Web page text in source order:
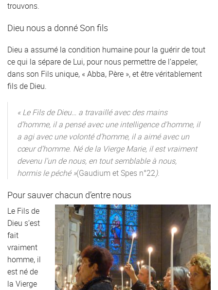
trouvons.
Dieu nous a donné Son fils
Dieu a assumé la condition humaine pour la guérir de tout
ce qui la sépare de Lui, pour nous permettre de l’appeler,
dans son Fils unique, « Abba, Père », et être véritablement
fils de Dieu.
« Le Fils de Dieu… a travaillé avec des mains
d’homme, il a pensé avec une intelligence d’homme, il
a agi avec une volonté d’homme, il a aimé avec un
cœur d’homme. Né de la Vierge Marie, il est vraiment
devenu l’un de nous, en tout semblable à nous,
hormis le péché »(Gaudium et Spes n°22).
Pour sauver chacun d’entre nous
Le Fils de
Dieu s’est
fait
vraiment
homme, il
est né de
la Vierge